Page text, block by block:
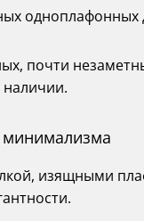
почти
минимализма
изящными